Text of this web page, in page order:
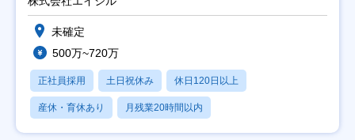
未確定
500万~720万
正社員採用 土日祝休み 休日120日以上
産休・育休あり 月残業20時間以内